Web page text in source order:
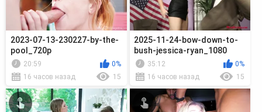
2023-07-13-230227-by-the-
pool_720p
20:59
0%
16 часов назад
15
2025-11-24-bow-down-to-
bush-jessica-ryan_1080
35:12
0%
16 часов назад
15